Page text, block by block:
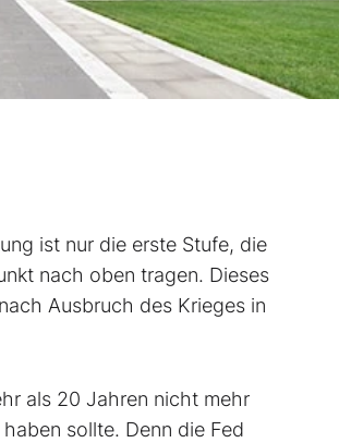
ist nur die erste Stufe, die
nach oben tragen. Dieses
Ausbruch des Krieges in
als 20 Jahren nicht mehr
sollte. Denn die Fed